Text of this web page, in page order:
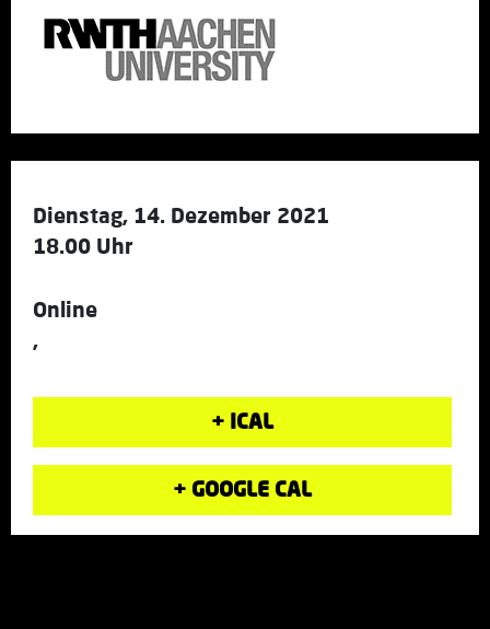
Dienstag, 14. Dezember 2021
18.00 Uhr
Online
,
+ ICAL
+ GOOGLE CAL